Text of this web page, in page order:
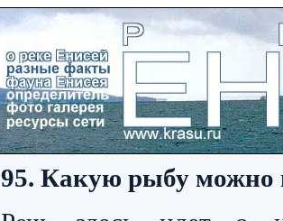
95. Какую рыбу можно